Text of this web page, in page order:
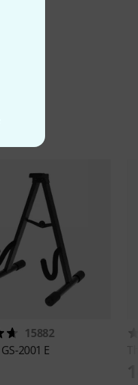
15882
GS-2001 E